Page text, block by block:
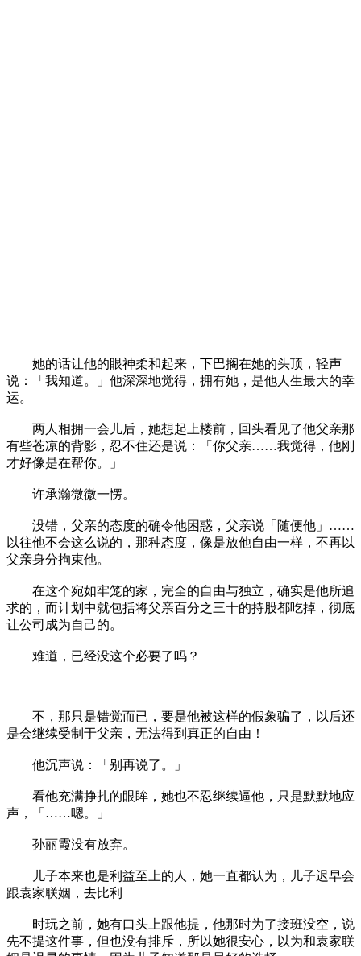
她的话让他的眼神柔和起来，下巴搁在她的头顶，轻声
说：「我知道。」他深深地觉得，拥有她，是他人生最大的幸
运。
两人相拥一会儿后，她想起上楼前，回头看见了他父亲那
有些苍凉的背影，忍不住还是说：「你父亲……我觉得，他刚
才好像是在帮你。」
许承瀚微微一愣。
没错，父亲的态度的确令他困惑，父亲说「随便他」……
以往他不会这么说的，那种态度，像是放他自由一样，不再以
父亲身分拘束他。
在这个宛如牢笼的家，完全的自由与独立，确实是他所追
求的，而计划中就包括将父亲百分之三十的持股都吃掉，彻底
让公司成为自己的。
难道，已经没这个必要了吗？
不，那只是错觉而已，要是他被这样的假象骗了，以后还
是会继续受制于父亲，无法得到真正的自由！
他沉声说：「别再说了。」
看他充满挣扎的眼眸，她也不忍继续逼他，只是默默地应
声，「……嗯。」
孙丽霞没有放弃。
儿子本来也是利益至上的人，她一直都认为，儿子迟早会
跟袁家联姻，去比利
时玩之前，她有口头上跟他提，他那时为了接班没空，说
先不提这件事，但也没有排斥，所以她很安心，以为和袁家联